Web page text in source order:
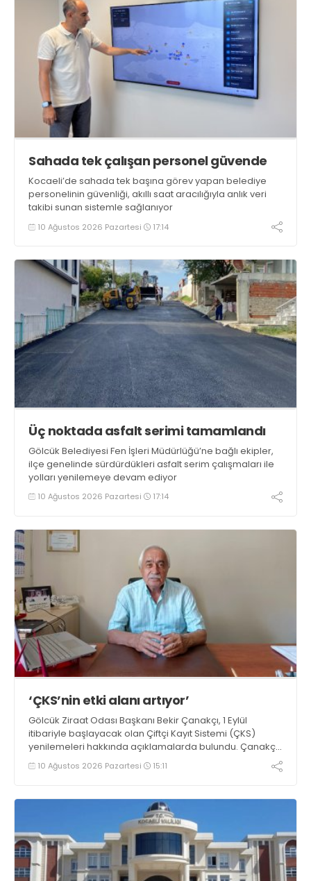
Sahada tek çalışan personel güvende
Kocaeli’de sahada tek başına görev yapan belediye
personelinin güvenliği, akıllı saat aracılığıyla anlık veri
takibi sunan sistemle sağlanıyor
10 Ağustos 2026 Pazartesi 17:14
Üç noktada asfalt serimi tamamlandı
Gölcük Belediyesi Fen İşleri Müdürlüğü’ne bağlı ekipler,
ilçe genelinde sürdürdükleri asfalt serim çalışmaları ile
yolları yenilemeye devam ediyor
10 Ağustos 2026 Pazartesi 17:14
‘ÇKS’nin etki alanı artıyor’
Gölcük Ziraat Odası Başkanı Bekir Çanakçı, 1 Eylül
itibariyle başlayacak olan Çiftçi Kayıt Sistemi (ÇKS)
yenilemeleri hakkında açıklamalarda bulundu. Çanakçı,
“Çiftçi Kayıt Sistemi formatı, yaygınlaşması ve etki alanı
her yıl artarak devam etmektedir” dedi
10 Ağustos 2026 Pazartesi 15:11